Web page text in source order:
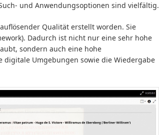
und Anwendungsoptionen sind vielfältig.
Qualität erstellt worden. Sie
Dadurch ist nicht nur eine sehr hohe
sondern auch eine hohe
Umgebungen sowie die Wiedergabe